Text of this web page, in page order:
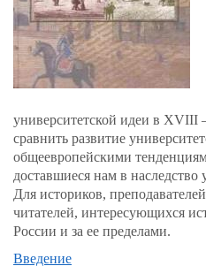
университетской идеи в XVIII
сравнить развитие
общеевропейскими
доставшиеся нам в наследство
Для историков,
читателей, интересующихся
России и за ее пределами.
Введение